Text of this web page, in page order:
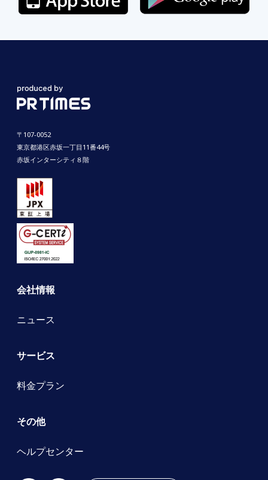
〒107-0052
東京都港区赤坂一丁目11番44号
赤坂インターシティ８階
会社情報
ニュース
サービス
料金プラン
その他
ヘルプセンター